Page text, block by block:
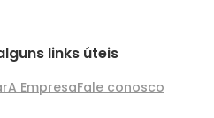
links úteis
A EmpresaFale conosco